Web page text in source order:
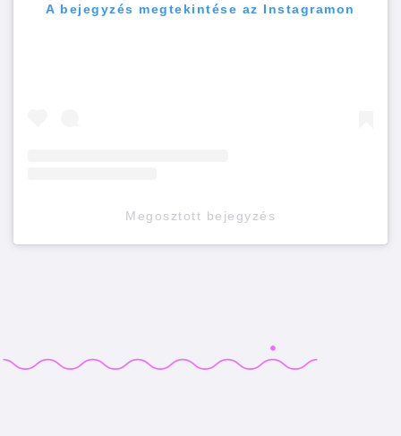
A bejegyzés megtekintése az Instagramon
Megosztott bejegyzés